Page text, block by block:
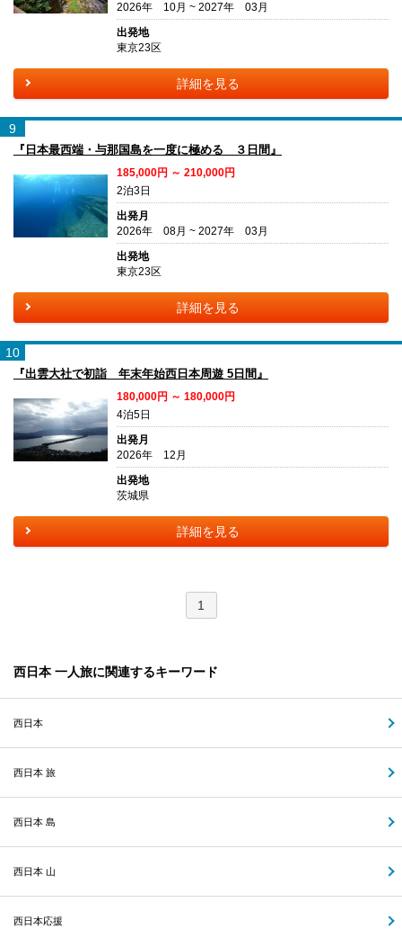
2026年 10月 ~ 2027年 03月
出発地
東京23区
詳細を見る
9
『日本最西端・与那国島を一度に極める ３日間』
185,000円 ～ 210,000円
2泊3日
出発月
2026年 08月 ~ 2027年 03月
出発地
東京23区
詳細を見る
10
『出雲大社で初詣 年末年始西日本周遊 5日間』
180,000円 ～ 180,000円
4泊5日
出発月
2026年 12月
出発地
茨城県
詳細を見る
1
西日本 一人旅に関連するキーワード
西日本
西日本 旅
西日本 島
西日本 山
西日本応援